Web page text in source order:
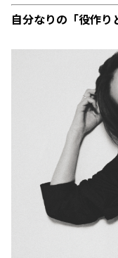
自分なりの「役作り